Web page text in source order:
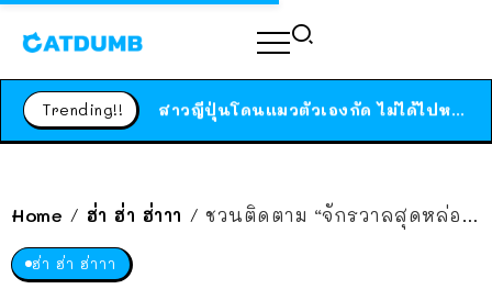
Trending!! ได้เวลาเด็กหนวดรวมตัว RF Online Next เปิดให้เล่นแล้ว เกม Sci-Fi MMORPG ระดับตำนาน เล่นได้ทั้งมือถือและ PC
Home / ฮ่า ฮ่า ฮ่าาา / ชวนติดตาม “จักรวาลสุดหล่อ” จากช่องบางระมาด ที่ไม่รู้ว่าจะไปจบที่ตรงไหน แต่ทำมาเรื่อย ๆ เหอะ อยากดู 555
ฮ่า ฮ่า ฮ่าาา